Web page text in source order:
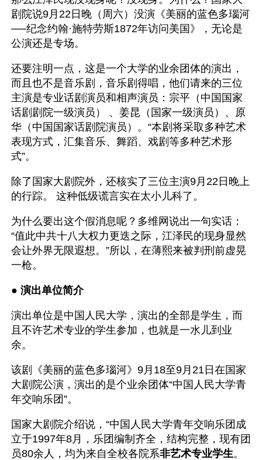
剧院说9月22日晚（周六）没演《美丽的蓝色多瑙河
──纪念约翰·施特劳斯1872年访问美国》，无论是
公演还是专场。
还要注明一点，这是一个大学的业余团体的演出，
而且也不是音乐剧，音乐剧得唱，他们请来的三位
主演是专业话剧演员和相声演员：宗平（中国国家
话剧剧院一级演员） 、姜昆（国家一级演员）、原
华（中国国家话剧院演员）。“本剧将采取多种艺术
表现方式，汇集音乐、舞蹈、戏剧等多种艺术形
式”。
除了国家大剧院外，还核实了三位主演9月22日晚上
的行踪。 这种低级谎言实在太小儿科了。
为什么要出这个假消息呢？多维网说出一句实话：
“值此中共十八大权力更迭之际，江泽民的现身显然
会让外界无限遐想。”所以，在薄熙来被判刑前虚晃
一枪。
● 演出单位简介
演出单位是中国人民大学，演出的全部是学生，而
且不许艺术专业的学生参加，也就是一水儿到业
余。
该剧《美丽的蓝色多瑙河》9月18至9月21日在国家
大剧院公演，演出的是个业余团体“中国人民大学青
年交响乐团”。
国家大剧院介绍说，“中国人民大学青年交响乐团成
立于1997年8月，乐团编制齐全，结构完整，现有团
员80余人，均为来自全校各院系非艺术专业学生。